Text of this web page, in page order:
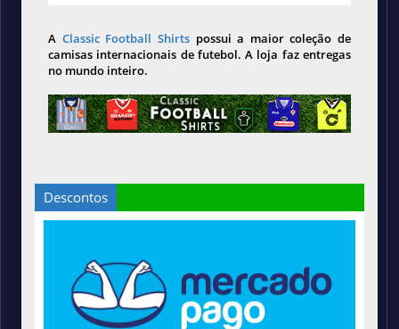
A Classic Football Shirts possui a maior coleção de
camisas internacionais de futebol. A loja faz entregas
no mundo inteiro.
Descontos